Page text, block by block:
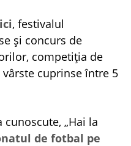
, festivalul
și concurs de
competiția de
cuprinse între 5
„Hai la
de fotbal pe